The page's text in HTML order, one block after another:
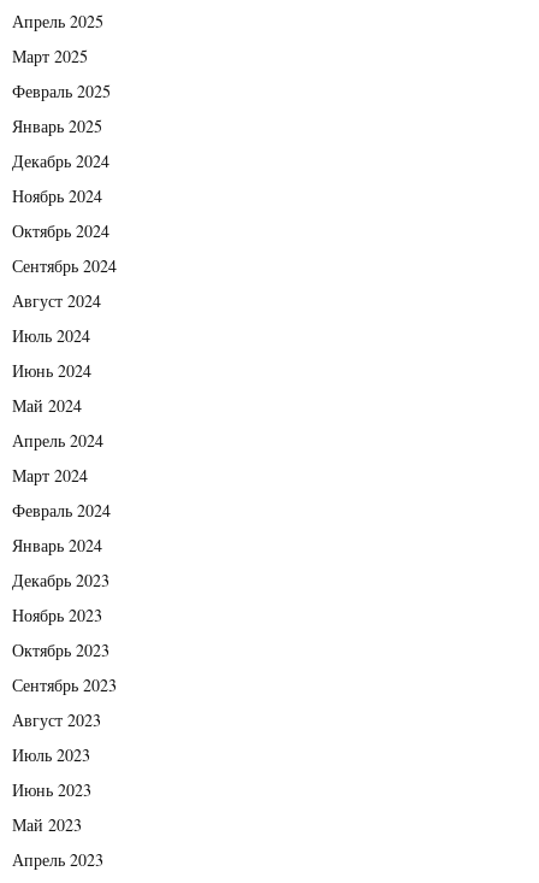
Апрель 2025
Март 2025
Февраль 2025
Январь 2025
Декабрь 2024
Ноябрь 2024
Октябрь 2024
Сентябрь 2024
Август 2024
Июль 2024
Июнь 2024
Май 2024
Апрель 2024
Март 2024
Февраль 2024
Январь 2024
Декабрь 2023
Ноябрь 2023
Октябрь 2023
Сентябрь 2023
Август 2023
Июль 2023
Июнь 2023
Май 2023
Апрель 2023